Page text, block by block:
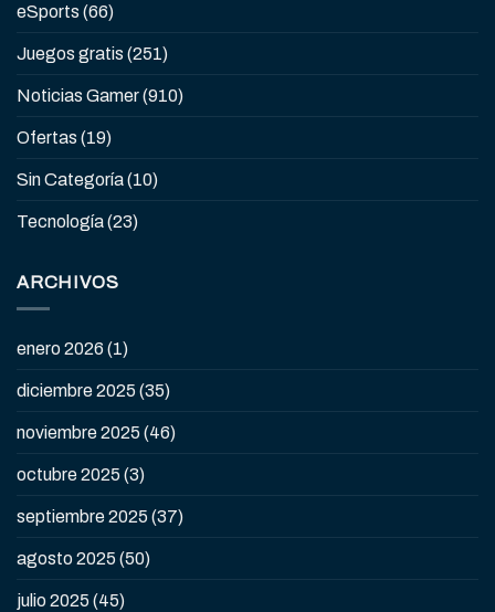
eSports (66)
Juegos gratis (251)
Noticias Gamer(910)
Ofertas (19)
Sin Categoría(10)
Tecnología(23)
ARCHIVOS
enero 2026 (1)
diciembre 2025 (35)
noviembre 2025 (46)
octubre 2025 (3)
septiembre 2025 (37)
agosto 2025 (50)
julio 2025 (45)